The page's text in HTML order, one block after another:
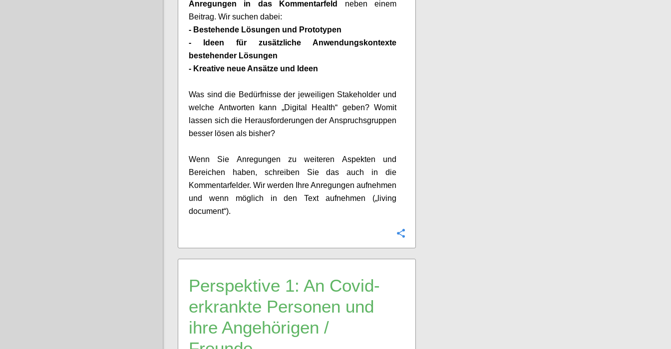
Anregungen in das Kommentarfeld nebeneinem
Beitrag. Wir suchen dabei:
- Bestehende Lösungen und Prototypen
-
Ideen für zusätzliche Anwendungskontexte
bestehender Lösungen
- Kreative neue Ansätze und Ideen
Was sind die Bedürfnisse der jeweiligen Stakeholder und
welche Antworten kann „Digital Health“ geben? Womit
lassen sich die Herausforderungen der Anspruchsgruppen
besser lösen als bisher?
Wenn Sie Anregungenzu weiteren Aspekten und
Bereichen haben, schreiben Sie das auch in die
Kommentarfelder. Wir werden
Ihre Anregungen aufnehmen
und wenn möglich in denTextaufnehmen („ living
document“).
Perspektive 1: An Covid-
erkrankte Personen und
ihre Angehörigen /